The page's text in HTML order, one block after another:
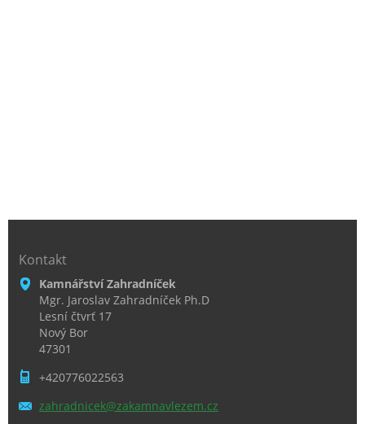
Kontakt
Kamnářství Zahradníček
Mgr. Jaroslav Zahradníček Ph.D
Lesní čtvrť 17
Nový Bor
47301
+420776022563
zahradnicek@zakamnavlezem.cz